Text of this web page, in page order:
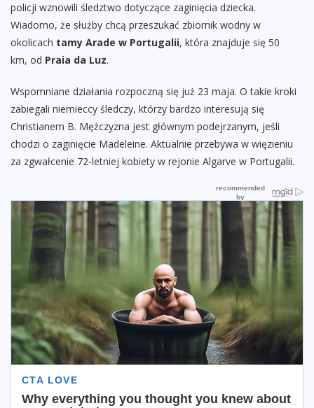
policji wznowili śledztwo dotyczące zaginięcia dziecka.
Wiadomo, że służby chcą przeszukać zbiornik wodny w
okolicach tamy Arade w Portugalii, która znajduje się 50
km, od Praia da Luz.
Wspomniane działania rozpoczną się już 23 maja. O takie kroki
zabiegali niemieccy śledczy, którzy bardzo interesują się
Christianem B. Mężczyzna jest głównym podejrzanym, jeśli
chodzi o zaginięcie Madeleine. Aktualnie przebywa w więzieniu
za zgwałcenie 72-letniej kobiety w rejonie Algarve w Portugalii.